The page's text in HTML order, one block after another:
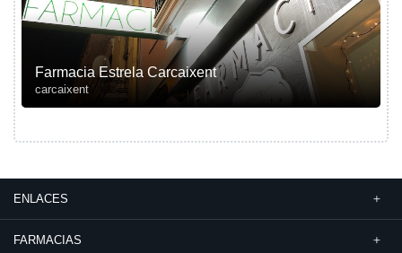
Farmacia Estrela Carcaixent
carcaixent
ENLACES
FARMACIAS